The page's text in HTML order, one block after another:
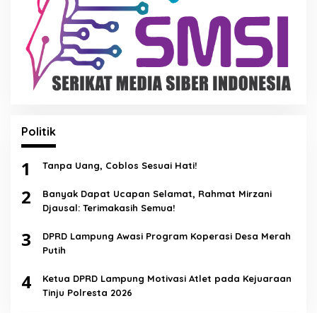
Politik
1 Tanpa Uang, Coblos Sesuai Hati!
2
Banyak Dapat Ucapan Selamat, Rahmat Mirzani
Djausal: Terimakasih Semua!
3
DPRD Lampung Awasi Program Koperasi Desa Merah
Putih
4
Ketua DPRD Lampung Motivasi Atlet pada Kejuaraan
Tinju Polresta 2026